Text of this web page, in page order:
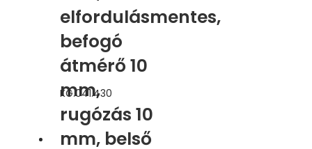
elfordulásmentes,
befogó
átmérő 10
mm,
rugózás 10
mm, belső
KG.041.430